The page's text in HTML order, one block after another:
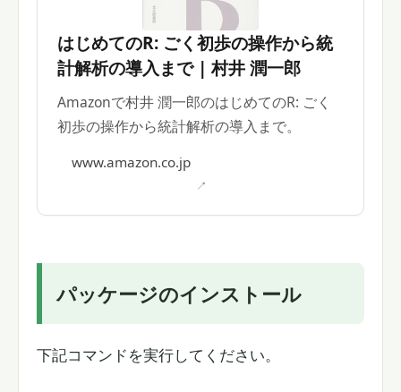
はじめてのR: ごく初歩の操作から統
計解析の導入まで | 村井 潤一郎
Amazonで村井 潤一郎のはじめてのR: ごく
初歩の操作から統計解析の導入まで。
www.amazon.co.jp
パッケージのインストール
下記コマンドを実行してください。